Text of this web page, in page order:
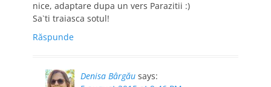
nice, adaptare dupa un vers Parazitii :)
Sa`ti traiasca sotul!
Răspunde
Denisa Bârgău says: